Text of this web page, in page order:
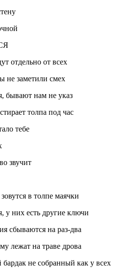
отдельно от всех
не заметили смех
бывают нам не указ
толпа под час
тебе
звучит
в толпе маячки
у них есть другие ключи
сбываются на раз-два
лежат на траве дрова
не собранный как у всех